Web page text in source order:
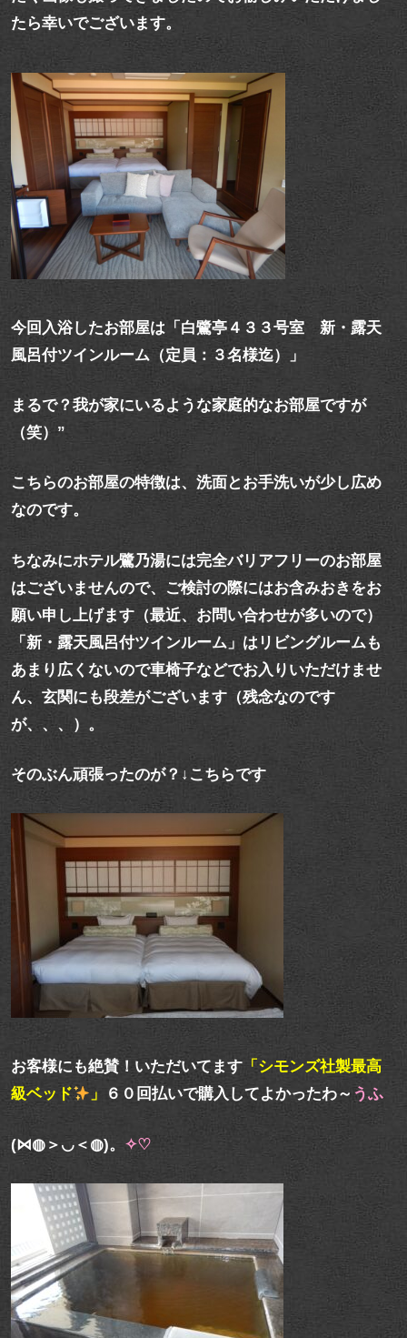
たら幸いでございます。
今回入浴したお部屋は「白鷺亭４３３号室 新・露天
風呂付ツインルーム（定員：３名様迄）」
まるで？我が家にいるような家庭的なお部屋ですが
（笑）”
こちらのお部屋の特徴は、洗面とお手洗いが少し広め
なのです。
ちなみにホテル鷺乃湯には完全バリアフリーのお部屋
はございませんので、ご検討の際にはお含みおきをお
願い申し上げます（最近、お問い合わせが多いので）
「新・露天風呂付ツインルーム」はリビングルームも
あまり広くないので車椅子などでお入りいただけませ
ん、玄関にも段差がございます（残念なのです
が、、、）。
そのぶん頑張ったのが？↓こちらです
お客様にも絶賛！いただいてます 「シモンズ社製最高
級ベッド
」 ６０回払いで購入してよかったわ～ うふ
(⋈◍＞◡＜◍)。 ✧♡